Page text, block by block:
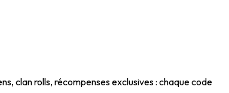
clan rolls, récompenses exclusives : chaque code